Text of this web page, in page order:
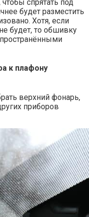
спрятать под
будет разместить
Хотя, если
будет, то обшивку
к плафону
верхний фонарь,
приборов